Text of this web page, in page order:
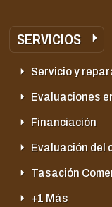
SERVICIOS
Servicio y
Evaluaciones
Financiación
Evaluación del
Tasación
+1 Más